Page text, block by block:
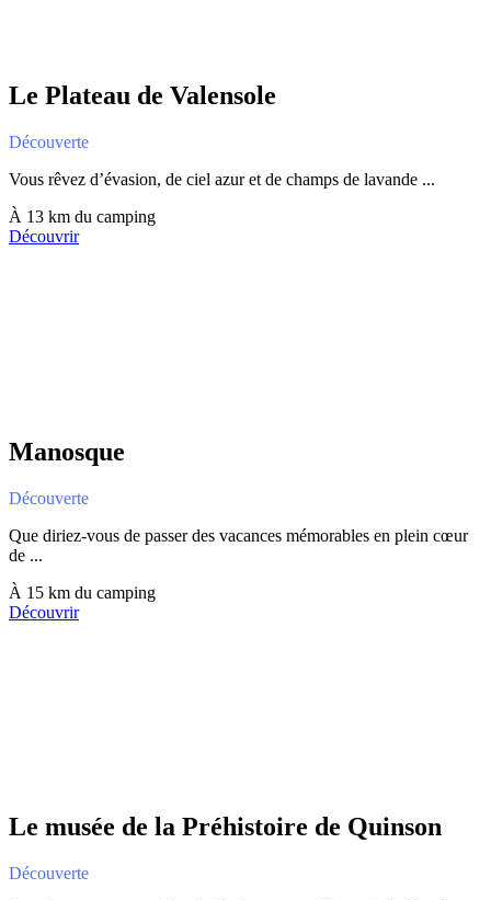
Le Plateau de Valensole
Découverte
Vous rêvez d’évasion, de ciel azur et de champs de lavande ...
À 13 km du camping
Découvrir
Manosque
Découverte
Que diriez-vous de passer des vacances mémorables en plein cœur
de ...
À 15 km du camping
Découvrir
Le musée de la Préhistoire de Quinson
Découverte